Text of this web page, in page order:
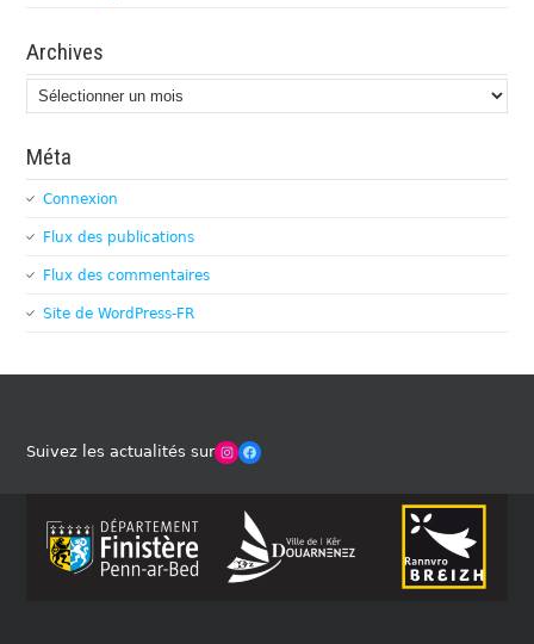
Archives
Archives
Méta
Connexion
Flux des publications
Flux des commentaires
Site de WordPress-FR
Suivez les actualités surWinches Club OfficielFacebook